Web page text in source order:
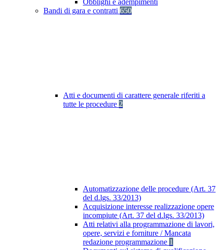
Obblighi e adempimenti
Bandi di gara e contratti 650
Atti e documenti di carattere generale riferiti a
tutte le procedure 2
Automatizzazione delle procedure (Art. 37
del d.lgs. 33/2013)
Acquisizione interesse realizzazione opere
incompiute (Art. 37 del d.lgs. 33/2013)
Atti relativi alla programmazione di lavori,
opere, servizi e forniture / Mancata
redazione programmazione 1